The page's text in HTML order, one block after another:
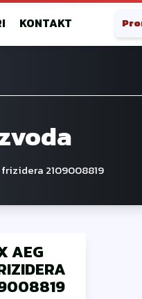
KONTAKT
frizidera 2109008819
AEG